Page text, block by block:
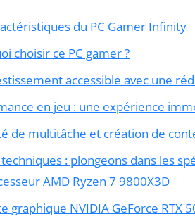
du PC Gamer Infinity
choisir ce PC gamer ?
accessible avec une
en jeu : une expérience
de multitâche et création de
: plongeons dans les
AMD Ryzen 7 9800X3D
graphique NVIDIA GeForce RTX